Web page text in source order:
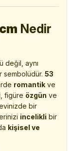
Nedir
değil, aynı
sembolüdür. 53
romantik ve
figüre özgün ve
bir
incelikli bir
kişisel ve